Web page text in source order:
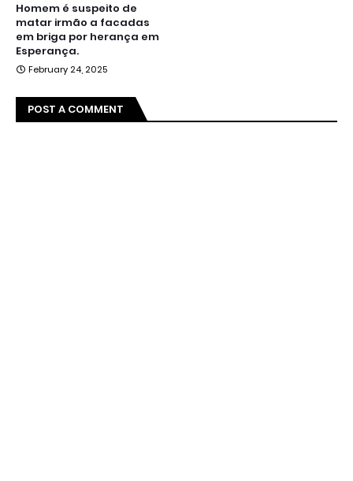
Homem é suspeito de
matar irmão a facadas
em briga por herança em
Esperança.
February 24, 2025
POST A COMMENT